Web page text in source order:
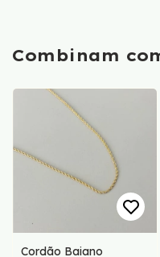
Combinam
Cordão Baiano